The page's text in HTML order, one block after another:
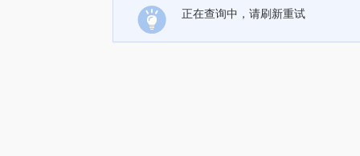
正在查询中，请刷新重试